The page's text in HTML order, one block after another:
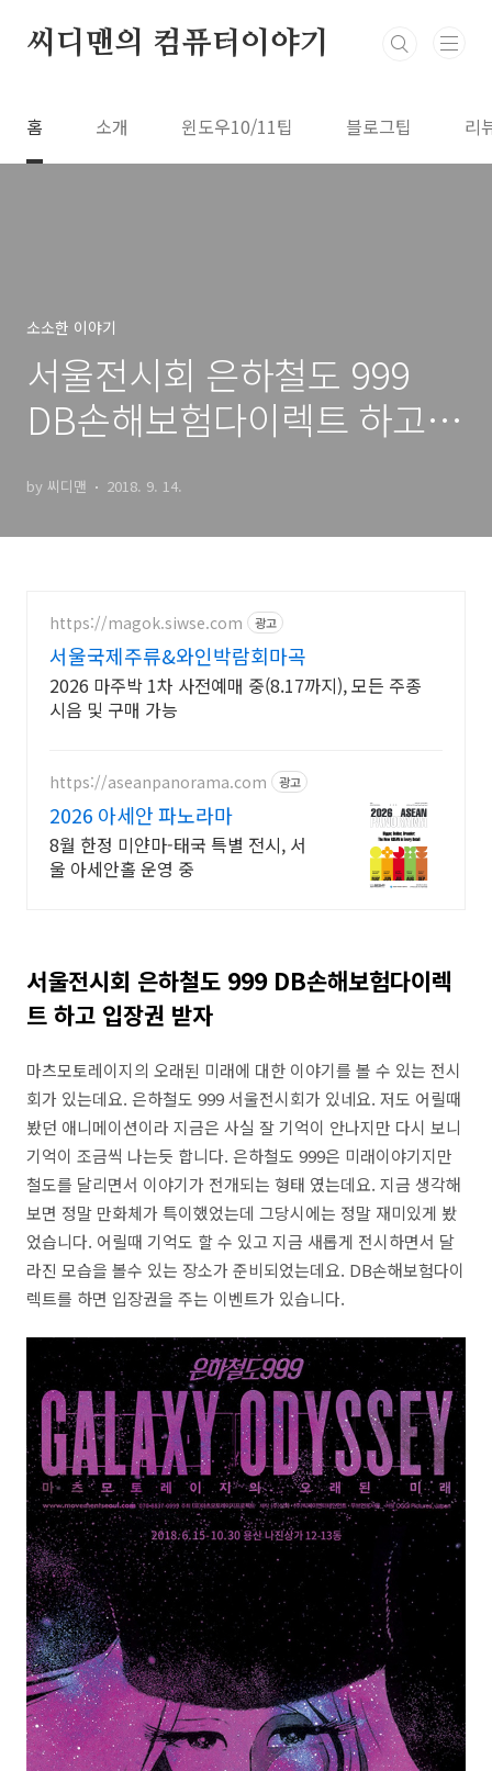
씨디맨의 컴퓨터이야기
홈 소개 윈도우10/11팁 블로그팁 리
소소한 이야기
서울전시회 은하철도 999
DB손해보험다이렉트 하고
by 씨디맨 2018. 9. 14.
https://magok.siwse.com 광고
서울국제주류&와인박람회마곡
2026 마주박 1차 사전예매 중(8.17까지), 모든 주종
시음 및 구매 가능
https://aseanpanorama.com 광고
2026 아세안 파노라마
8월 한정 미얀마-태국 특별 전시, 서
울 아세안홀 운영 중
서울전시회 은하철도 999 DB손해보험다이렉
트 하고 입장권 받자
마츠모토레이지의 오래된 미래에 대한 이야기를 볼 수 있는 전시
회가 있는데요. 은하철도 999 서울전시회가 있네요. 저도 어릴때
봤던 애니메이션이라 지금은 사실 잘 기억이 안나지만 다시 보니
기억이 조금씩 나는듯 합니다. 은하철도 999은 미래이야기지만
철도를 달리면서 이야기가 전개되는 형태 였는데요. 지금 생각해
보면 정말 만화체가 특이했었는데 그당시에는 정말 재미있게 봤
었습니다. 어릴때 기억도 할 수 있고 지금 새롭게 전시하면서 달
라진 모습을 볼수 있는 장소가 준비되었는데요. DB손해보험다이
렉트를 하면 입장권을 주는 이벤트가 있습니다.